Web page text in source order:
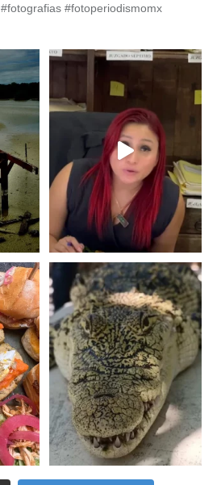
#fotografias #fotoperiodismomx